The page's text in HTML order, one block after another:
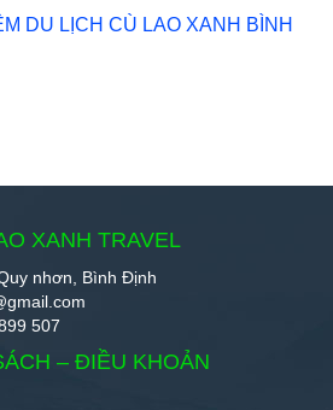
DU LỊCH CÙ LAO XANH BÌNH
XANH TRAVEL
nhơn, Bình Định
507
– ĐIỀU KHOẢN